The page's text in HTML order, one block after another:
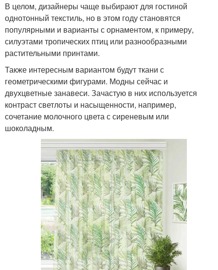
В целом, дизайнеры чаще выбирают для гостиной
однотонный текстиль, но в этом году становятся
популярными и варианты с орнаментом, к примеру,
силуэтами тропических птиц или разнообразными
растительными принтами.
Также интересным вариантом будут ткани с
геометрическими фигурами. Модны сейчас и
двухцветные занавеси. Зачастую в них используется
контраст светлоты и насыщенности, например,
сочетание молочного цвета с сиреневым или
шоколадным.